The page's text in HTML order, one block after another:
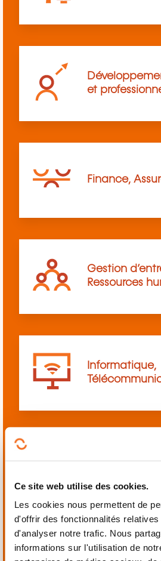
Ce site web utilise des cookies.
Les cookies nous permettent de
d'offrir des fonctionnalités
d'analyser notre trafic. Nous
informations sur l'utilisation de
et
Finance,
Gestion
Ressources
Informatique,
Mécanique,